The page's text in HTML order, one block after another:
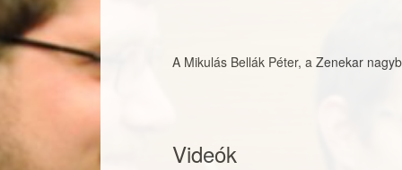
A Mikulás Bellák Péter, a Zenekar
Videók